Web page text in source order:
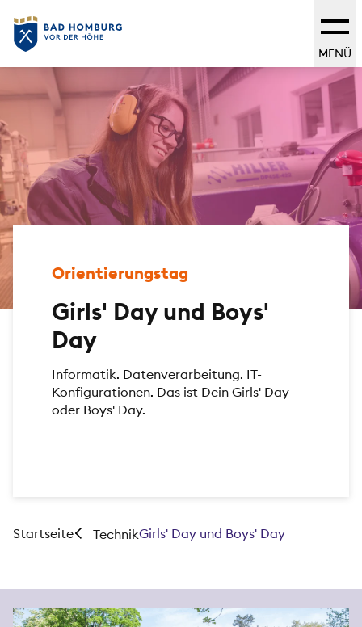
MENÜ
Orientierungstag
Girls' Day und Boys'
Day
Informatik. Datenverarbeitung. IT-
Konfigurationen. Das ist Dein Girls' Day
oder Boys' Day.
Startseite TechnikGirls' Day und Boys' Day